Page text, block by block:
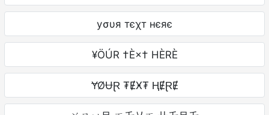
уσυя тєχт нєяє
¥ÖÚR †È×† HÈRÈ
ɎØɄⱤ ₮ɆӾ₮ ⱧɆⱤɆ